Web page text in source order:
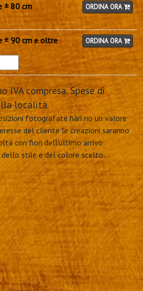
± 80 cm
ORDINA ORA
± 90 cm e oltre ORDINA ORA
compresa. Spese di
località
fotografate han no un valore
del cliente le creazioni saranno
con fiori dell'ultimo arrivo
stile e del colore scelto.